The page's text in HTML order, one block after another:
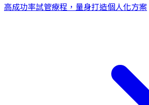
高成功率試管療程，量身打造個人化方案